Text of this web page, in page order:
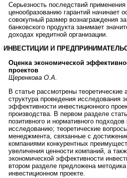
Серьезность последствий
ценообразованию гарантий начинает
совокупный размер вознаграждения
банковского продукта занимает
доходах кредитной организации.
ИНВЕСТИЦИИ И
Оценка экономической
проектов
Щеренкова О.А.
В статье рассмотрены
структура проведения исследования
эффективности инвестиционного
производства. В первом разделе
позитивного и нормативного
исследованию; теоретические
менеджмента, связанные с
компаниями конкурентных
увеличения ценности компаний, а
экономической эффективности
втором разделе предложена
инвестиционном проекте.